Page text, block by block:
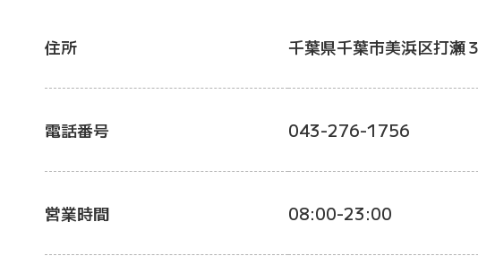
住所 千葉県千葉市美浜区打瀬
電話番号 043-276-1756
営業時間 08:00-23:00